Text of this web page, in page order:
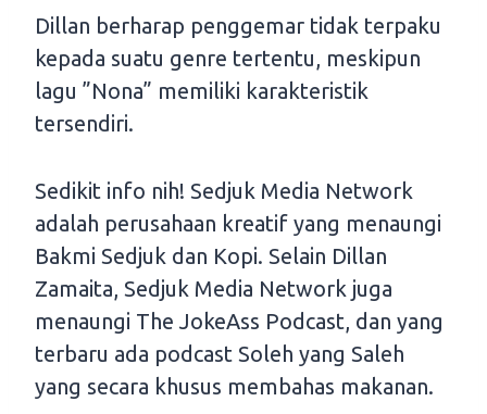
Dillan berharap penggemar tidak terpaku
kepada suatu genre tertentu, meskipun
lagu ”Nona” memiliki karakteristik
tersendiri.
Sedikit info nih! Sedjuk Media Network
adalah perusahaan kreatif yang menaungi
Bakmi Sedjuk dan Kopi. Selain Dillan
Zamaita, Sedjuk Media Network juga
menaungi The JokeAss Podcast, dan yang
terbaru ada podcast Soleh yang Saleh
yang secara khusus membahas makanan.